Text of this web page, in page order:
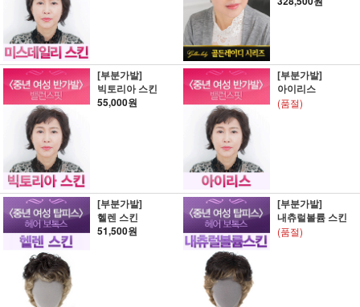
[부분가발]
빅토리아 스킨
55,000원
[부분가발]
아이리스
(품절)
[부분가발]
헬렌 스킨
51,500원
[부분가발]
내츄럴볼륨 스킨
(품절)